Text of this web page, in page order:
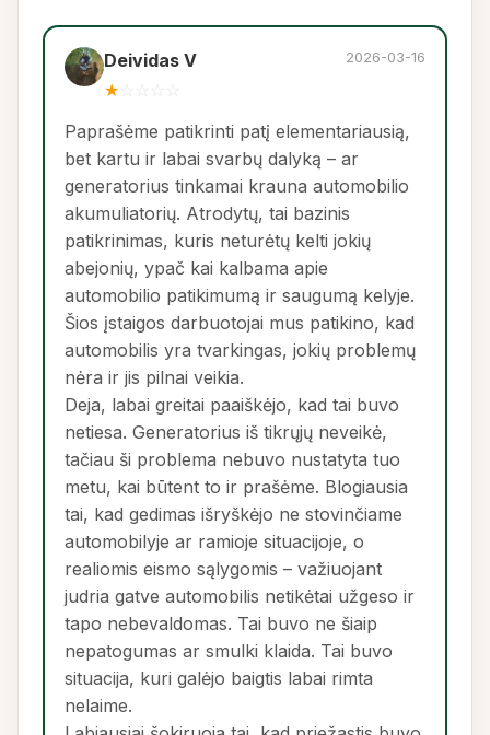
Deividas V
★
2026-03-16
Paprašėme patikrinti patį elementariausią,
bet kartu ir labai svarbų dalyką – ar
generatorius tinkamai krauna automobilio
akumuliatorių. Atrodytų, tai bazinis
patikrinimas, kuris neturėtų kelti jokių
abejonių, ypač kai kalbama apie
automobilio patikimumą ir saugumą kelyje.
Šios įstaigos darbuotojai mus patikino, kad
automobilis yra tvarkingas, jokių problemų
nėra ir jis pilnai veikia.
Deja, labai greitai paaiškėjo, kad tai buvo
netiesa. Generatorius iš tikrųjų neveikė,
tačiau ši problema nebuvo nustatyta tuo
metu, kai būtent to ir prašėme. Blogiausia
tai, kad gedimas išryškėjo ne stovinčiame
automobilyje ar ramioje situacijoje, o
realiomis eismo sąlygomis – važiuojant
judria gatve automobilis netikėtai užgeso ir
tapo nebevaldomas. Tai buvo ne šiaip
nepatogumas ar smulki klaida. Tai buvo
situacija, kuri galėjo baigtis labai rimta
nelaime.